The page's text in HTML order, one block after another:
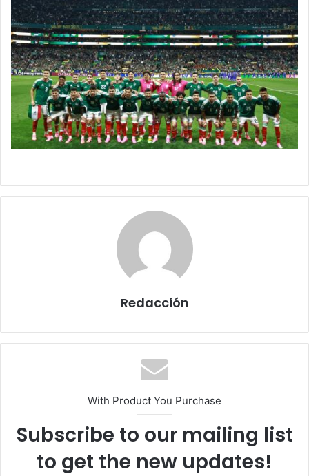
Redacción
With Product You Purchase
Subscribe to our mailing list
to get the new updates!